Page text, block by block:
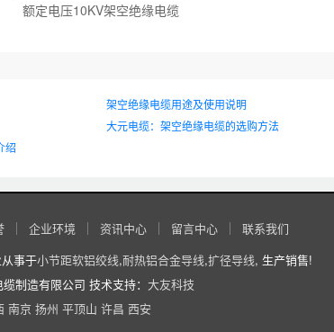
额定电压10KV架空绝缘电缆
架空绝缘电缆用途及使用说明
大元电缆：架空绝缘电缆的选购方法
绍
企业环境 资讯中心 留言中心
联系我们
事于小节距软铝绞线,耐热铝合金导线,扩径导线, 生产销售!
制造有限公司 技术支持： 大友科技
南京 扬州 平顶山 许昌 西安